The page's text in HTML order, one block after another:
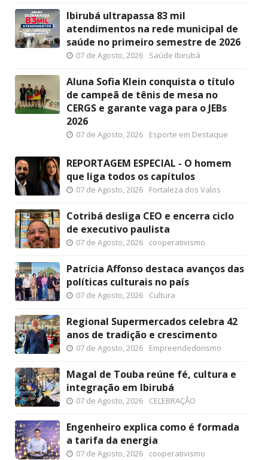
Ibirubá ultrapassa 83 mil
atendimentos na rede municipal de
saúde no primeiro semestre de 2026
07 de Agosto, 2026 Saúde Ibirubá
Aluna Sofia Klein conquista o título
de campeã de tênis de mesa no
CERGS e garante vaga para o JEBs
2026
07 de Agosto, 2026 Esporte em Destaque
REPORTAGEM ESPECIAL - O homem
que liga todos os capítulos
07 de Agosto, 2026 Fortaleza dos Valos
Cotribá desliga CEO e encerra ciclo
de executivo paulista
07 de Agosto, 2026 cooperativismo
Patrícia Affonso destaca avanços das
políticas culturais no país
07 de Agosto, 2026 Cultura
Regional Supermercados celebra 42
anos de tradição e crescimento
07 de Agosto, 2026 Empreendedorismo
Magal de Touba reúne fé, cultura e
integração em Ibirubá
07 de Agosto, 2026 CELEBRAÇÃO
Engenheiro explica como é formada
a tarifa da energia
07 de Agosto, 2026 cooperativismo